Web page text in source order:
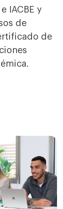
IACBE y
de
de